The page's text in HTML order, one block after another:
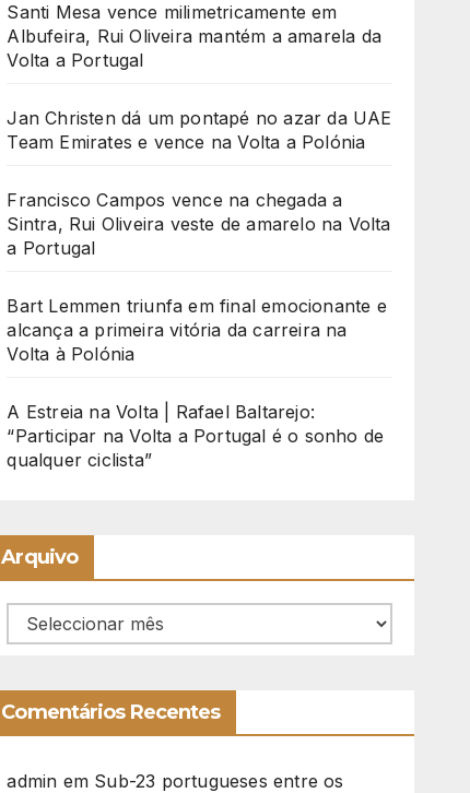
Santi Mesa vence milimetricamente em
Albufeira, Rui Oliveira mantém a amarela da
Volta a Portugal
Jan Christen dá um pontapé no azar da UAE
Team Emirates e vence na Volta a Polónia
Francisco Campos vence na chegada a
Sintra, Rui Oliveira veste de amarelo na Volta
a Portugal
Bart Lemmen triunfa em final emocionante e
alcança a primeira vitória da carreira na
Volta à Polónia
A Estreia na Volta | Rafael Baltarejo:
“Participar na Volta a Portugal é o sonho de
qualquer ciclista”
Arquivo
Arquivo
Comentários Recentes
admin em Sub-23 portugueses entre os